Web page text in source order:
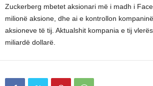
Zuckerberg mbetet aksionari më i madh i
milionë aksione, dhe ai e kontrollon
aksioneve të tij. Aktualshit kompania e tij
miliardë dollarë.